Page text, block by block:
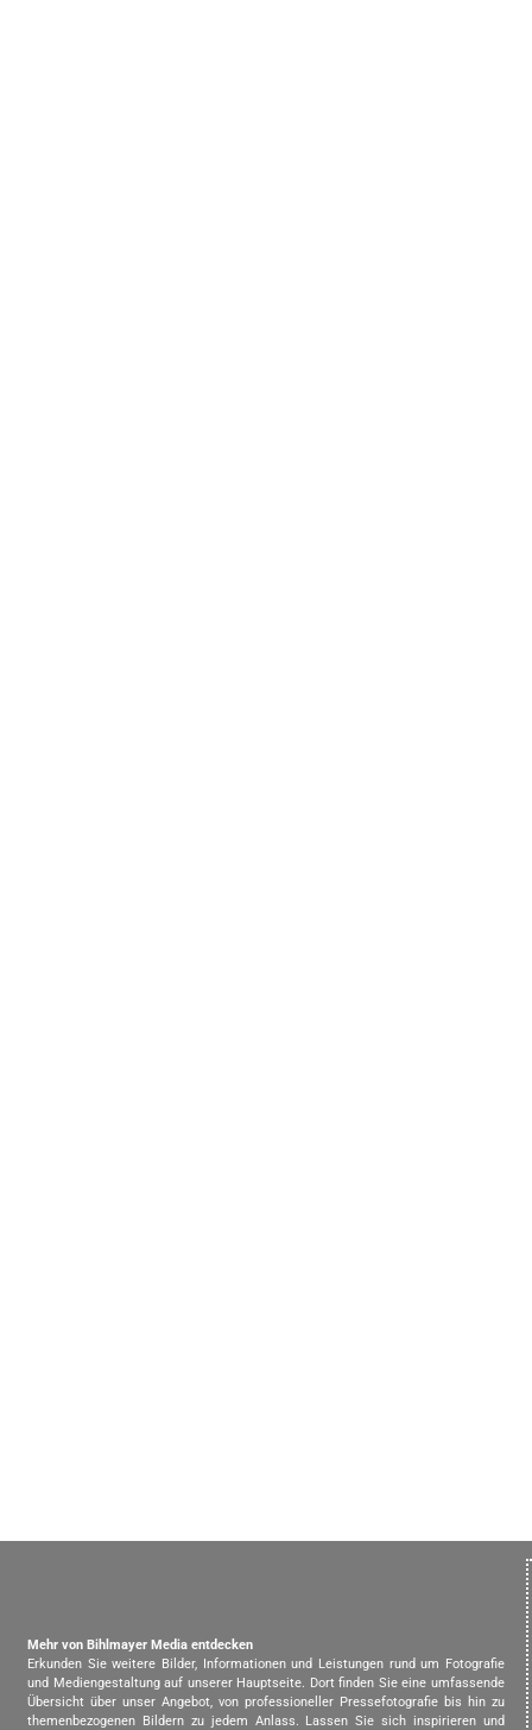
Mehr von Bihlmayer Media entdecken
Erkunden Sie weitere Bilder, Informationen und Leistungen rund um Fotografie
und Mediengestaltung auf unserer Hauptseite. Dort finden Sie eine umfassende
Übersicht über unser Angebot, von professioneller Pressefotografie bis hin zu
themenbezogenen Bildern zu jedem Anlass. Lassen Sie sich inspirieren und